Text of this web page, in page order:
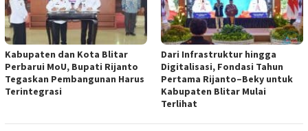
Kabupaten dan Kota Blitar
Perbarui MoU, Bupati Rijanto
Tegaskan Pembangunan Harus
Terintegrasi
Dari Infrastruktur hingga
Digitalisasi, Fondasi Tahun
Pertama Rijanto–Beky untuk
Kabupaten Blitar Mulai
Terlihat